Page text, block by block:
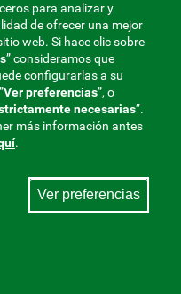
Aviso legal|Privacidad
Social, 275.
para analizar y
de ofrecer una mejor
web. Si hace clic sobre
” consideramos que
configurarlas a su
Ver preferencias”, o
necesarias”.
más información antes
.
Ver preferencias